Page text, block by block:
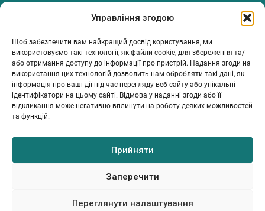
Управління згодою
Щоб забезпечити вам найкращий досвід користування, ми
використовуємо такі технології, як файли cookie, для збереження та/
або отримання доступу до інформації про пристрій. Надання згоди на
використання цих технологій дозволить нам обробляти такі дані, як
інформація про ваші дії під час перегляду веб-сайту або унікальні
ідентифікатори на цьому сайті. Відмова у наданні згоди або її
відкликання може негативно вплинути на роботу деяких можливостей
та функцій.
Прийняти
Заперечити
Переглянути налаштування
PanTerrea — спільнота, що дбає про фермерів.
Ми об’єднуємо людей, досвід і рішення, щоб допомагати вам
розвивати ферму з упевненістю та підтримкою.
ТОВ Пантерея
ЄДРПОУ 46213847
76018, Україна, Івано-Франківський р-н, Івано-Франківська
обл., місто Івано-Франківськ, вулиця Сахарова Академіка,
будинок 23
Каталог
Умови та положення
Політика конфіденційності
info@panterrea.com
© 2026. Всі права захищено